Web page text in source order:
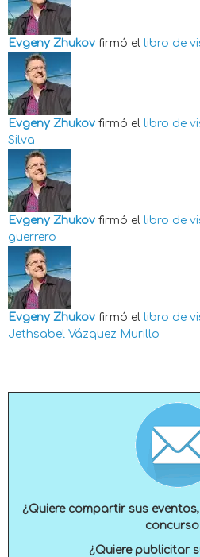
Evgeny Zhukov firmó el libro de
Evgeny Zhukov firmó el libro de
Silva
Evgeny Zhukov firmó el libro de
guerrero
Evgeny Zhukov firmó el libro de
Jethsabel Vázquez Murillo
¿Quiere compartir sus
¿Quiere publicitar